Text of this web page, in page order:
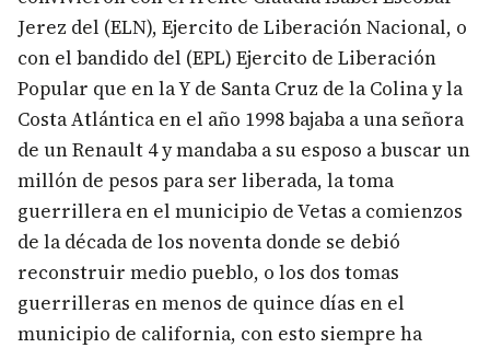
Jerez del (ELN), Ejercito de Liberación Nacional, o
con el bandido del (EPL) Ejercito de Liberación
Popular que en la Y de Santa Cruz de la Colina y la
Costa Atlántica en el año 1998 bajaba a una señora
de un Renault 4 y mandaba a su esposo a buscar un
millón de pesos para ser liberada, la toma
guerrillera en el municipio de Vetas a comienzos
de la década de los noventa donde se debió
reconstruir medio pueblo, o los dos tomas
guerrilleras en menos de quince días en el
municipio de california, con esto siempre ha